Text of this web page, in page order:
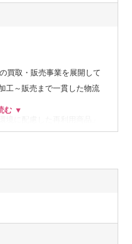
買取・販売事業を展開して
工～販売まで一貫した物流
本の中古品。香港をはじめ